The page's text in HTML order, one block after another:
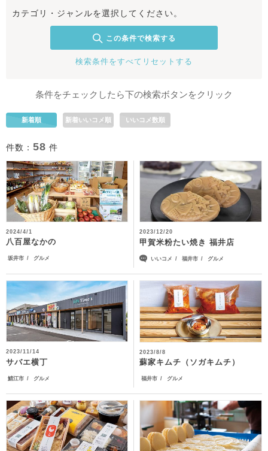
カテゴリ・ジャンルを選択してください。
この条件で検索する
検索条件をすべてリセットする
条件をチェックしたら下の検索ボタンをクリック
新着順 新着いいコメ順 いいコメ数順
件数： 58 件
2024/4/1
八百屋なかの
坂井市 グルメ
2023/12/20
甲賀米粉たい焼き 福井店
いいコメ 福井市 グルメ
2023/11/14
サバエ横丁
鯖江市 グルメ
2023/8/8
蘇家キムチ（ソガキムチ）
福井市 グルメ